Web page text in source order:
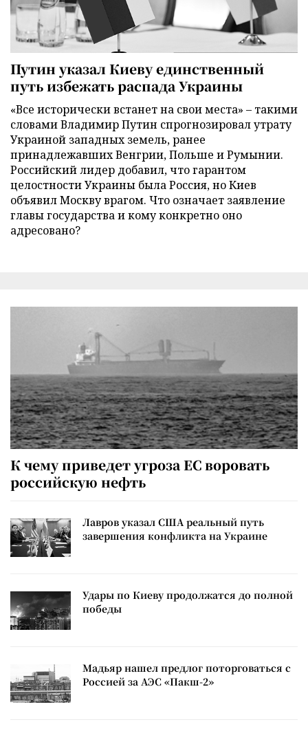
Путин указал Киеву единственный
путь избежать распада Украины
«Все исторически встанет на свои места» – такими
словами Владимир Путин спрогнозировал утрату
Украиной западных земель, ранее
принадлежавших Венгрии, Польше и Румынии.
Российский лидер добавил, что гарантом
целостности Украины была Россия, но Киев
объявил Москву врагом. Что означает заявление
главы государства и кому конкретно оно
адресовано?
К чему приведет угроза ЕС воровать
российскую нефть
Лавров указал США реальный путь
завершения конфликта на Украине
Удары по Киеву продолжатся до полной
победы
Мадьяр нашел предлог поторговаться с
Россией за АЭС «Пакш-2»